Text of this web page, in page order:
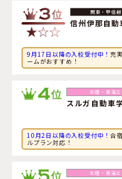
信州伊那自動
9月17日以降の入校受付中！充
ームがおすすめ！
スルガ自動車
10月2日以降の入校受付中！合
ルプラン対応！